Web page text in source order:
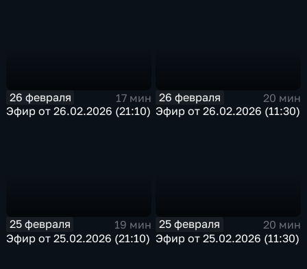
26 февраля
17 мин
Эфир от 26.02.2026 (21:10)
26 февраля
20 мин
Эфир от 26.02.2026 (11:30)
25 февраля
19 мин
Эфир от 25.02.2026 (21:10)
25 февраля
20 мин
Эфир от 25.02.2026 (11:30)